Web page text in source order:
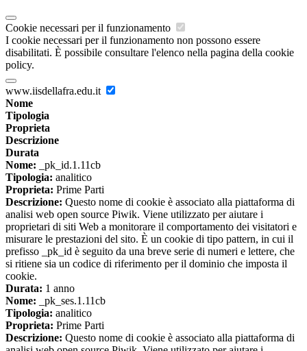
Cookie necessari per il funzionamento
I cookie necessari per il funzionamento non possono essere
disabilitati. È possibile consultare l'elenco nella pagina della cookie
policy.
www.iisdellafra.edu.it
Nome
Tipologia
Proprieta
Descrizione
Durata
Nome: _pk_id.1.11cb
Tipologia: analitico
Proprieta: Prime Parti
Descrizione: Questo nome di cookie è associato alla piattaforma di
analisi web open source Piwik. Viene utilizzato per aiutare i
proprietari di siti Web a monitorare il comportamento dei visitatori e
misurare le prestazioni del sito. È un cookie di tipo pattern, in cui il
prefisso _pk_id è seguito da una breve serie di numeri e lettere, che
si ritiene sia un codice di riferimento per il dominio che imposta il
cookie.
Durata: 1 anno
Nome: _pk_ses.1.11cb
Tipologia: analitico
Proprieta: Prime Parti
Descrizione: Questo nome di cookie è associato alla piattaforma di